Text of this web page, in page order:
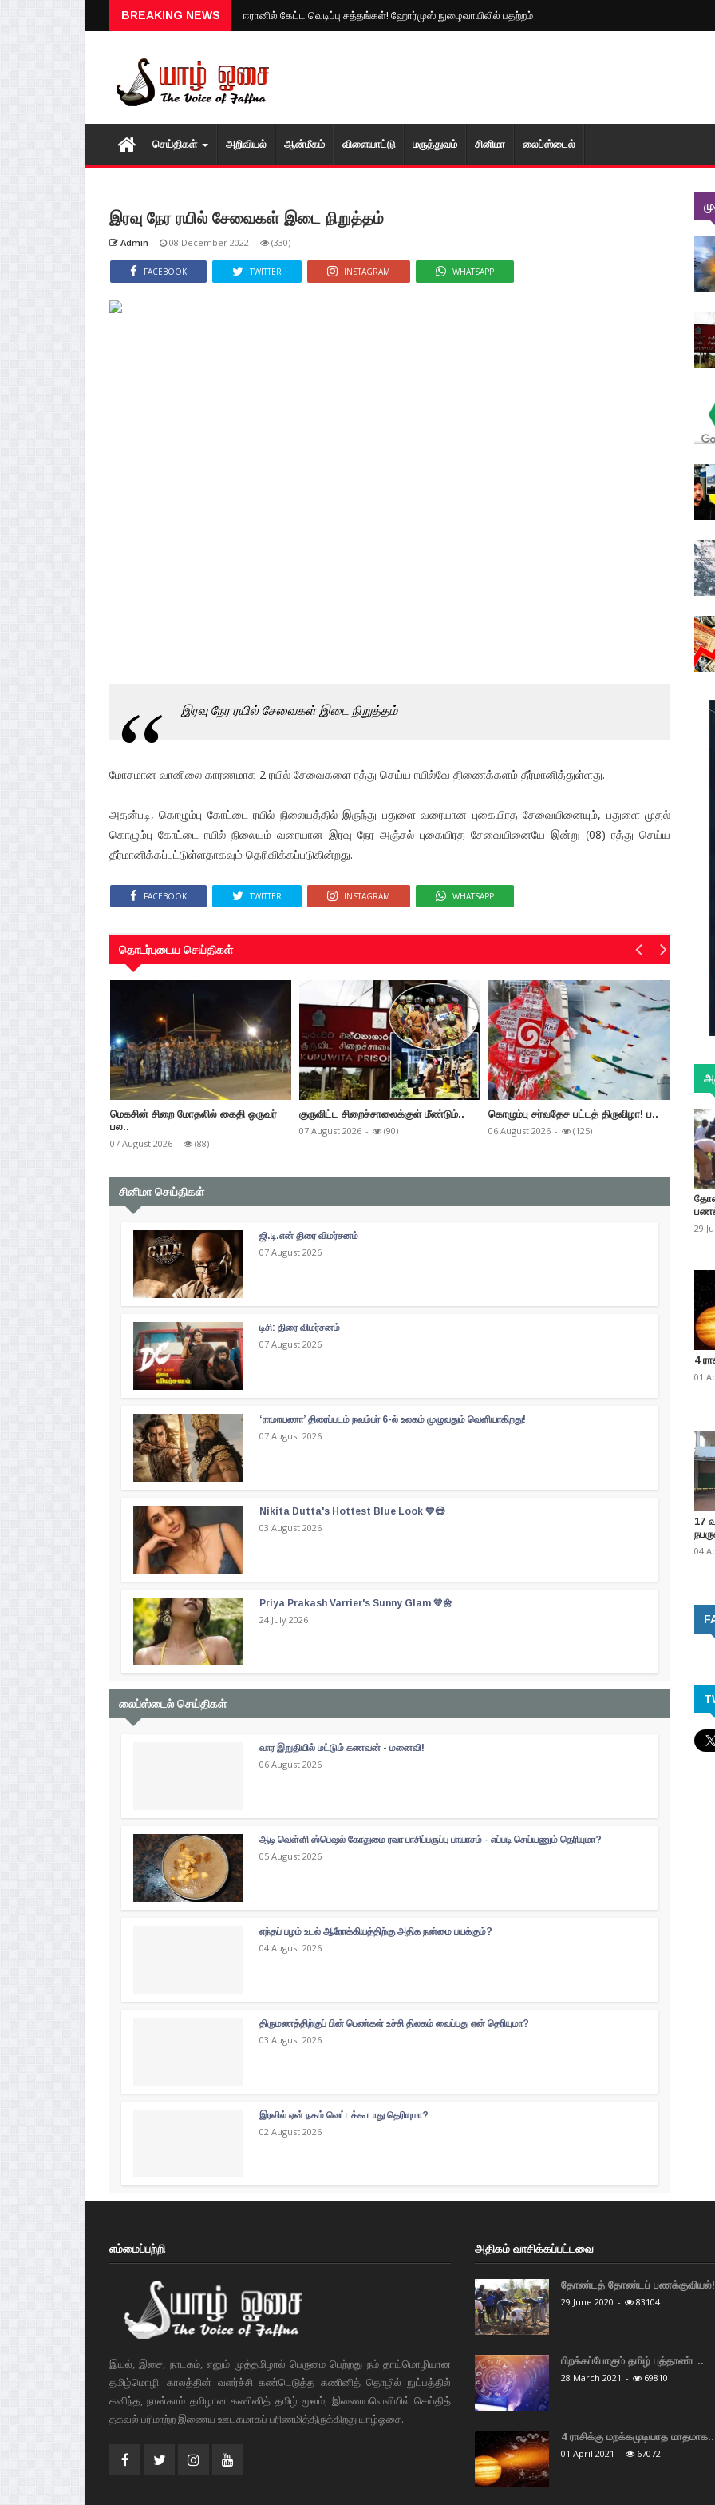
BREAKING NEWS ஈரானில் கேட்ட வெடிப்பு சத்தங்கள்! ஹோர்முஸ் நுழைவாயிலில் பதற்றம்
செய்திகள் அறிவியல் ஆன்மீகம் விளையாட்டு மரு‌த்துவ‌ம் சினிமா லைப்ஸ்டைல்
இரவு நேர ரயில் சேவைகள் இடை நிறுத்தம்
Admin - 08 December 2022 - (330)
FACEBOOK TWITTER INSTAGRAM WHATSAPP
இரவு நேர ரயில் சேவைகள் இடை நிறுத்தம்
மோசமான வானிலை காரணமாக 2 ரயில் சேவைகளை ரத்து செய்ய ரயில்வே திணைக்களம் தீர்மானித்துள்ளது.
அதன்படி, கொழும்பு கோட்டை ரயில் நிலையத்தில் இருந்து பதுளை வரையான புகையிரத சேவையினையும், பதுளை முதல்
கொழும்பு கோட்டை ரயில் நிலையம் வரையான இரவு நேர அஞ்சல் புகையிரத சேவையினையே இன்று (08) ரத்து செய்ய
தீர்மானிக்கப்பட்டுள்ளதாகவும் தெரிவிக்கப்படுகின்றது.
FACEBOOK TWITTER INSTAGRAM WHATSAPP
தொடர்புடைய செய்திகள்
மெகசின் சிறை மோதலில் கைதி ஒருவர்
பல..
07 August 2026 - (88)
குருவிட்ட சிறைச்சாலைக்குள் மீண்டும்..
07 August 2026 - (90)
கொழும்பு சர்வதேச பட்டத் திருவிழா! ப..
06 August 2026 - (125)
மறு
06
சினிமா செய்திகள்
ஜி.டி.என் திரை விமர்சனம்
07 August 2026
டிசி: திரை விமர்சனம்
07 August 2026
‘ராமாயணா’ திரைப்படம் நவம்பர் 6-ல் உலகம் முழுவதும் வெளியாகிறது!
07 August 2026
Nikita Dutta's Hottest Blue Look 💙😍
03 August 2026
Priya Prakash Varrier's Sunny Glam 💛🌼
24 July 2026
லைப்ஸ்டைல் செய்திகள்
வார இறுதியில் மட்டும் கணவன் - மனைவி!
06 August 2026
ஆடி வெள்ளி ஸ்பெஷல் கோதுமை ரவா பாசிப்பருப்பு பாயாசம் - எப்படி செய்யணும் தெரியுமா?
05 August 2026
எந்தப் பழம் உடல் ஆரோக்கியத்திற்கு அதிக நன்மை பயக்கும்?
04 August 2026
திருமணத்திற்குப் பின் பெண்கள் உச்சி திலகம் வைப்பது ஏன் தெரியுமா?
03 August 2026
இரவில் ஏன் நகம் வெட்டக்கூடாது தெரியுமா?
02 August 2026
29
4
01
17
04
எம்மைப்பற்றி
இயல், இசை, நாடகம், எனும் முத்தமிழால் பெருமை பெற்றது நம் தாய்மொழியான
தமிழ்மொழி. காலத்தின் வளர்ச்சி கண்டெடுத்த கணினித் தொழில் நுட்பத்தில்
கனிந்த, நான்காம் தமிழான கணினித் தமிழ் மூலம், இணையவெளியில் செய்தித்
தகவல் பரிமாற்ற இணைய ஊடகமாகப் பரிணமித்திருக்கிறது யாழ்ஓசை.
அதிகம் வாசிக்கப்பட்டவை
தோண்டத் தோண்டப் பணக்குவியல்!
29 June 2020 - 83104
பிறக்கப்போகும் தமிழ் புத்தாண்ட..
28 March 2021 - 69810
4 ராசிக்கு மறக்கமுடியாத மாதமாக..
01 April 2021 - 67072